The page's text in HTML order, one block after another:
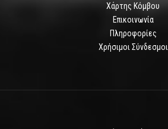
Χάρτης Κόμβου
Επικοινωνία
Πληροφορίες
Χρήσιμοι Σύνδεσμοι